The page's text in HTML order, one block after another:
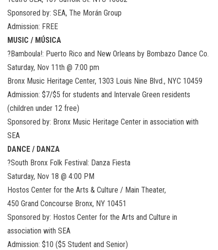
Sponsored by: SEA, The Morán Group
Admission: FREE
MUSIC / MÚSICA
?Bamboula!: Puerto Rico and New Orleans by Bombazo Dance Co.
Saturday, Nov 11th @ 7:00 pm
Bronx Music Heritage Center, 1303 Louis Nine Blvd., NYC 10459
Admission: $7/$5 for students and Intervale Green residents
(children under 12 free)
Sponsored by: Bronx Music Heritage Center in association with
SEA
DANCE / DANZA
?South Bronx Folk Festival: Danza Fiesta
Saturday, Nov 18 @ 4:00 PM
Hostos Center for the Arts & Culture / Main Theater,
450 Grand Concourse Bronx, NY 10451
Sponsored by: Hostos Center for the Arts and Culture in
association with SEA
Admission: $10 ($5 Student and Senior)